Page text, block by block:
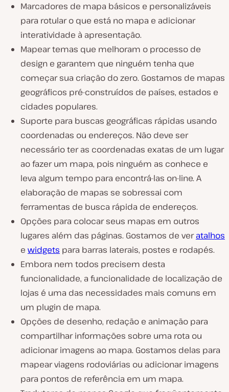
Marcadores de mapa básicos e personalizáveis
para rotular o que está no mapa e adicionar
interatividade à apresentação.
Mapear temas que melhoram o processo de
design e garantem que ninguém tenha que
começar sua criação do zero. Gostamos de mapas
geográficos pré-construídos de países, estados e
cidades populares.
Suporte para buscas geográficas rápidas usando
coordenadas ou endereços. Não deve ser
necessário ter as coordenadas exatas de um lugar
ao fazer um mapa, pois ninguém as conhece e
leva algum tempo para encontrá-las on-line. A
elaboração de mapas se sobressai com
ferramentas de busca rápida de endereços.
Opções para colocar seus mapas em outros
lugares além das páginas. Gostamos de veratalhos
e widgets para barras laterais, postes e rodapés.
Embora nem todos precisem desta
funcionalidade, a funcionalidade de localização de
lojas é uma das necessidades mais comuns em
um plugin de mapa.
Opções de desenho, redação e animação para
compartilhar informações sobre uma rota ou
adicionar imagens ao mapa. Gostamos delas para
mapear viagens rodoviárias ou adicionar imagens
para pontos de referência em um mapa.